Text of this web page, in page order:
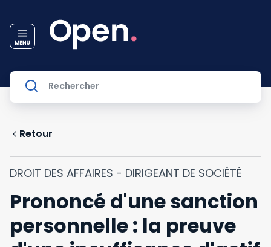
Retour
DROIT DES AFFAIRES - DIRIGEANT DE SOCIÉTÉ
Prononcé d'une sanction
personnelle : la preuve